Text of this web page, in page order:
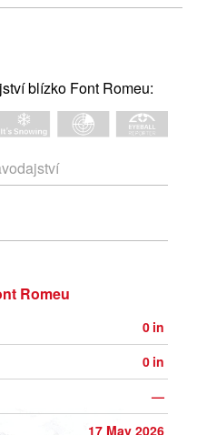
blízko Font Romeu:
Romeu
0 in
0 in
—
17 May 2026